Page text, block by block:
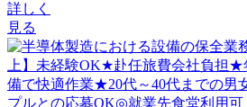
詳しく
見る